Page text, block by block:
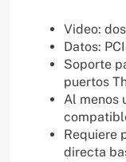
Video:
Datos:
Soporte
puertos
Al menos
Requiere
directa